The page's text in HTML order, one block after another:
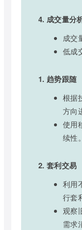
4. 成交量分
成交
低成
1. 趋势跟随
根据
方向
使用
续性。
2. 套利交易
利用
行套
观察
需求